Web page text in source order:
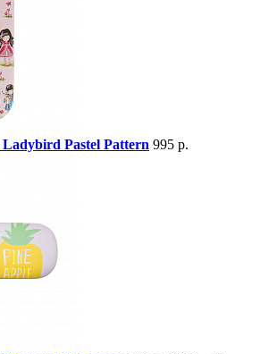
Pastel Pattern 995 р.